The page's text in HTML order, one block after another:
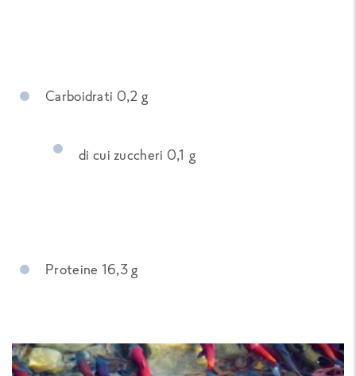
Carboidrati 0,2 g
di cui zuccheri 0,1 g
Proteine 16,3 g